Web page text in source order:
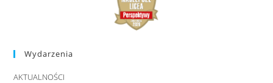
Wydarzenia
AKTUALNOŚCI